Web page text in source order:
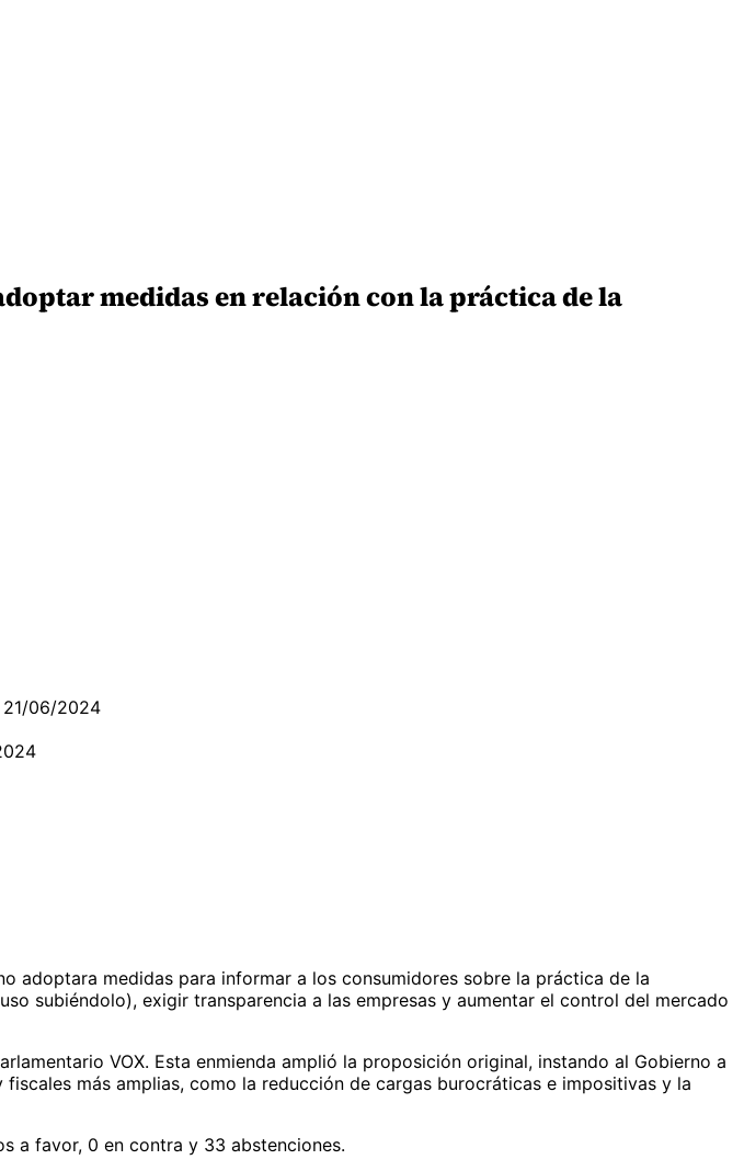
medidas en relación con la práctica de la
21/06/2024
adoptara medidas para informar a los consumidores sobre la práctica de la
subiéndolo), exigir transparencia a las empresas y aumentar el control del mercado
VOX. Esta enmienda amplió la proposición original, instando al Gobierno a
más amplias, como la reducción de cargas burocráticas e impositivas y la
a favor, 0 en contra y 33 abstenciones.